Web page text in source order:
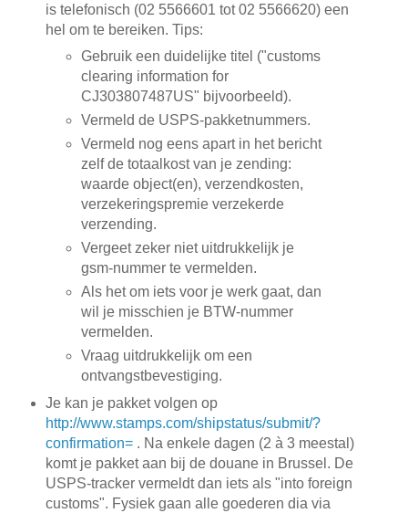
is telefonisch (02 5566601 tot 02 5566620) een
hel om te bereiken. Tips:
Gebruik een duidelijke titel ("customs
clearing information for
CJ303807487US" bijvoorbeeld).
Vermeld de USPS-pakketnummers.
Vermeld nog eens apart in het bericht
zelf de totaalkost van je zending:
waarde object(en), verzendkosten,
verzekeringspremie verzekerde
verzending.
Vergeet zeker niet uitdrukkelijk je
gsm-nummer te vermelden.
Als het om iets voor je werk gaat, dan
wil je misschien je BTW-nummer
vermelden.
Vraag uitdrukkelijk om een
ontvangstbevestiging.
Je kan je pakket volgen op
http://www.stamps.com/shipstatus/submit/?
confirmation=. Na enkele dagen (2 à 3 meestal)
komt je pakket aan bij de douane in Brussel. De
USPS-tracker vermeldt dan iets als "into foreign
customs". Fysiek gaan alle goederen dia via